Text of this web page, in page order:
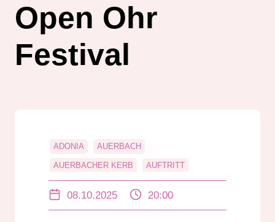
Open Ohr
Festival
ADONIA AUERBACH
AUERBACHER KERB AUFTRITT
GIGPARADE
08.10.2025 20:00